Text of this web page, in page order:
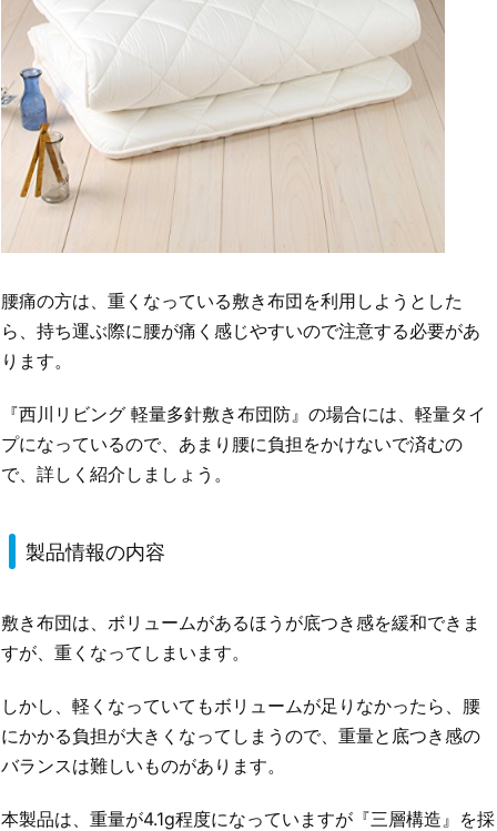
腰痛の方は、重くなっている敷き布団を利用しようとした
ら、持ち運ぶ際に腰が痛く感じやすいので注意する必要があ
ります。
『西川リビング 軽量多針敷き布団防』の場合には、軽量タイ
プになっているので、あまり腰に負担をかけないで済むの
で、詳しく紹介しましょう。
製品情報の内容
敷き布団は、ボリュームがあるほうが底つき感を緩和できま
すが、重くなってしまいます。
しかし、軽くなっていてもボリュームが足りなかったら、腰
にかかる負担が大きくなってしまうので、重量と底つき感の
バランスは難しいものがあります。
本製品は、重量が4.1g程度になっていますが『三層構造』を採